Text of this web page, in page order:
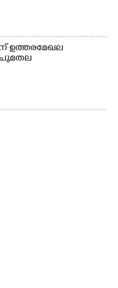
ഉത്തരമേഖല